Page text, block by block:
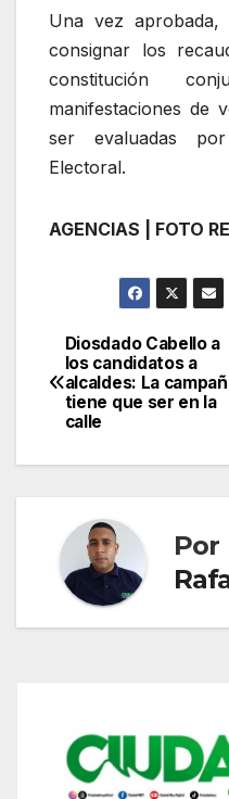
Una vez aprobada,
consignar los
constitución
manifestaciones de
ser evaluadas
Electoral.
AGENCIAS | FOTO
Navegación
de
Diosdado Cabello a
los candidatos a
alcaldes: La
tiene que ser en la
calle
Por